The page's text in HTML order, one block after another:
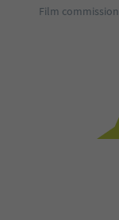
Film commission